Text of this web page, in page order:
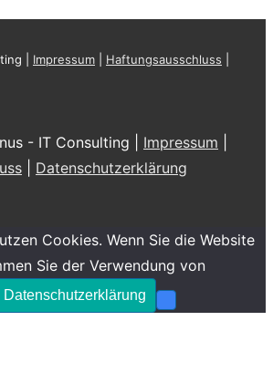
| Impressum Haftungsausschluss
- IT Consulting | Impressum
Datenschutzerklärung
Cookies. Wenn Sie die Website
Sie der Verwendung von
Datenschutzerklärung